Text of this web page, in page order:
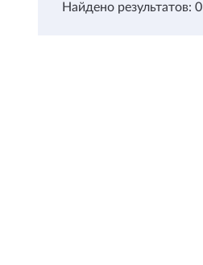
Найдено результатов: 0